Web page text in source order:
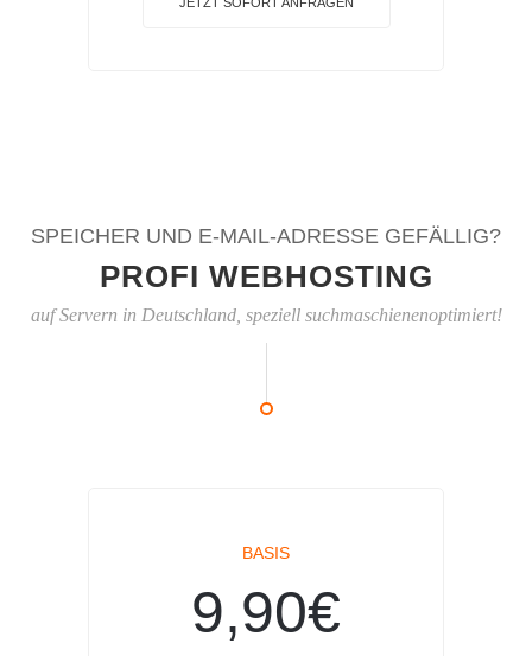
SPEICHER UND E-MAIL-ADRESSE GEFÄLLIG?
PROFI WEBHOSTING
auf Servern in Deutschland, speziell suchmaschienenoptimiert!
BASIS
9,90€